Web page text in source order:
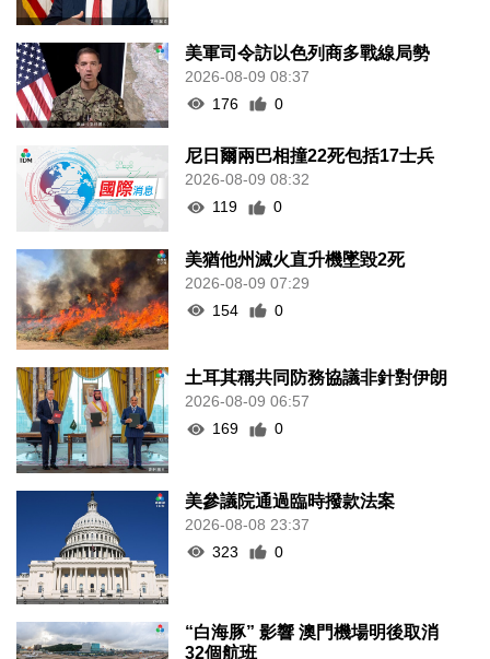
美軍司令訪以色列商多戰線局勢
2026-08-09 08:37
176
0
尼日爾兩巴相撞22死包括17士兵
2026-08-09 08:32
119
0
美猶他州滅火直升機墜毀2死
2026-08-09 07:29
154
0
土耳其稱共同防務協議非針對伊朗
2026-08-09 06:57
169
0
美參議院通過臨時撥款法案
2026-08-08 23:37
323
0
“白海豚” 影響 澳門機場明後取消
32個航班